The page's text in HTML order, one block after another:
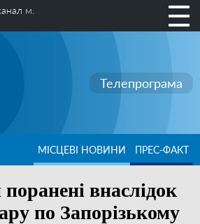
м.
Телепрограма
МІСЦЕВІ НОВИНИ ПРЕС-ФАКТ
внаслідок
по Запорізькому